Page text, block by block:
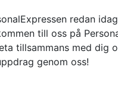
redan
till oss på
tillsammans med dig
genom oss!